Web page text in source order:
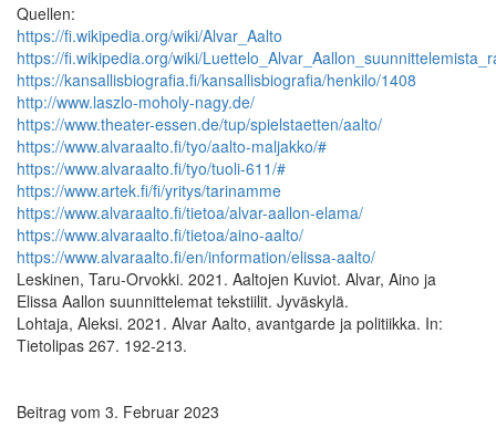
Quellen:
https://fi.wikipedia.org/wiki/Alvar_Aalto
https://fi.wikipedia.org/wiki/
https://kansallisbiografia.fi/kansallisbiografia/henkilo/1408
http://www.laszlo-moholy-nagy.de/
https://www.theater-essen.de/tup/spielstaetten/aalto/
https://www.alvaraalto.fi/tyo/aalto-maljakko/#
https://www.alvaraalto.fi/tyo/tuoli-611/#
https://www.artek.fi/fi/yritys/tarinamme
https://www.alvaraalto.fi/tietoa/alvar-aallon-elama/
https://www.alvaraalto.fi/tietoa/aino-aalto/
https://www.alvaraalto.fi/en/information/elissa-aalto/
Leskinen, Taru-Orvokki. 2021. Aaltojen Kuviot. Alvar, Aino ja
Elissa Aallon suunnittelemat tekstiilit. Jyväskylä.
Lohtaja, Aleksi. 2021. Alvar Aalto, avantgarde ja politiikka. In:
Tietolipas 267. 192-213.
Beitrag vom 3. Februar 2023